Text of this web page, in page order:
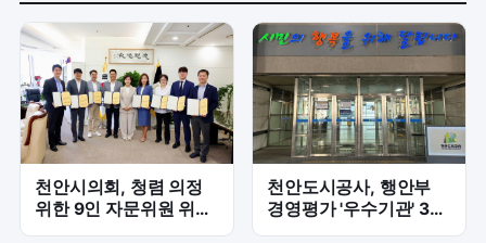
천안시의회, 청렴 의정
위한 9인 자문위원 위촉
'본격 시동'
천안도시공사, 행안부
경영평가 '우수기관' 3년
만에 재선정